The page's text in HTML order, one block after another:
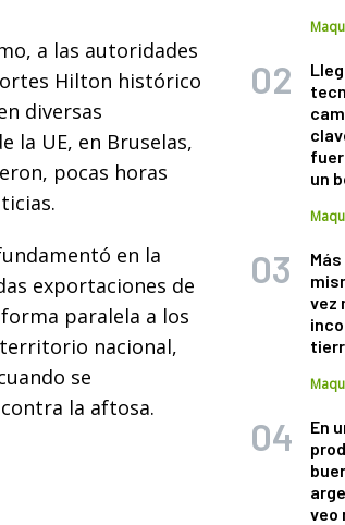
a las autoridades
Hilton histórico
diversas
la UE, en Bruselas,
pocas horas
en la
exportaciones de
paralela a los
nacional,
se
la aftosa.
un
vez
En
veo